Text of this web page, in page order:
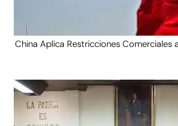
China Aplica Restricciones Comerciales a